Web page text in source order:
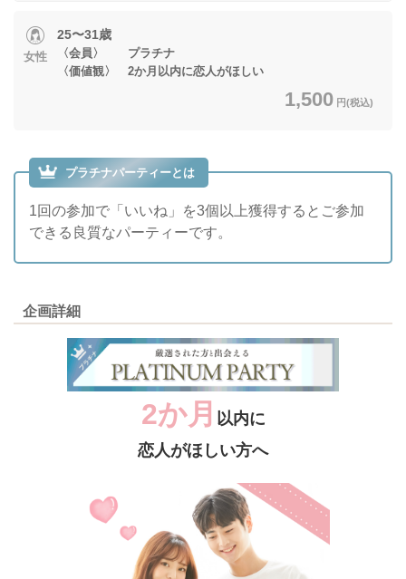
女性
25〜31歳
〈会員〉 プラチナ
〈価値観〉 2か月以内に恋人がほしい
1,500 円(税込)
プラチナパーティーとは
1回の参加で「いいね」を3個以上獲得するとご参加
できる良質なパーティーです。
企画詳細
2か月 以内に
恋人がほしい方へ